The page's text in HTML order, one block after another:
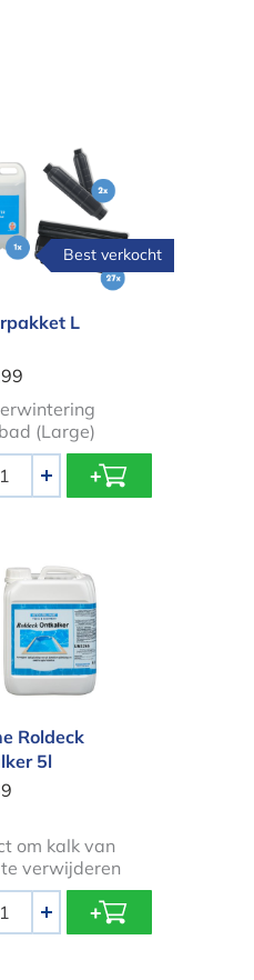
L
Best verkocht
L
(Large)
+
Roldeck
5l
om kalk van
verwijderen
+